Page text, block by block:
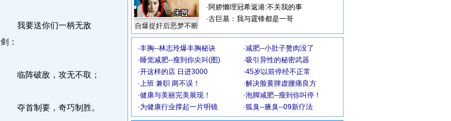
我要送你们一柄无敌
剑：
临阵破敌，攻无不取；
夺首制要，奇巧制胜。
自爆捉奸后恶梦不断
·阿娇懒理冠希返港:不关我的事
·古巨基：我与霆锋都是一哥
·丰胸--林志玲爆丰胸秘诀 ·减肥--小肚子赘肉没了
·睡觉减肥--瘦到你尖叫(图) ·吸引异性的秘密武器
·开这样的店 日进3000 ·45岁以前停经不正常
·上班 兼职 两不误！ ·解决脸黄脾虚腰痛良方
·健康与美丽完美展现！ ·泡脚减肥--瘦到你叫停！
·为健康行业撑起一片明镜 ·狐臭--腋臭--09新疗法